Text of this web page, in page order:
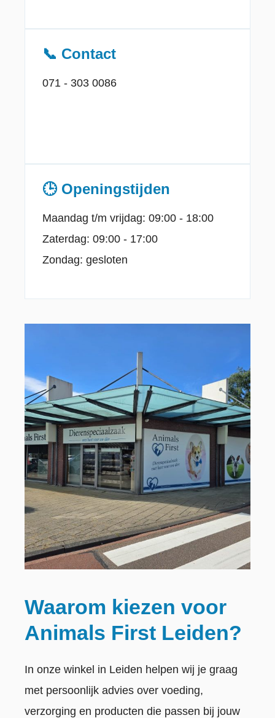
📞 Contact
071 - 303 0086
🕒 Openingstijden
Maandag t/m vrijdag: 09:00 - 18:00
Zaterdag: 09:00 - 17:00
Zondag: gesloten
Waarom kiezen voor
Animals First Leiden?
In onze winkel in Leiden helpen wij je graag
met persoonlijk advies over voeding,
verzorging en producten die passen bij jouw